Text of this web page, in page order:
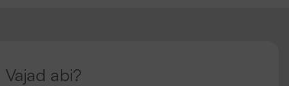
Vajad abi?